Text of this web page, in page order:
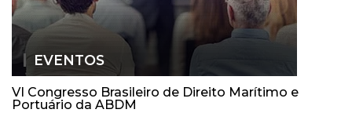
EVENTOS
VI Congresso Brasileiro de Direito Marítimo e
Portuário da ABDM